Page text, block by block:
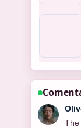
Ava